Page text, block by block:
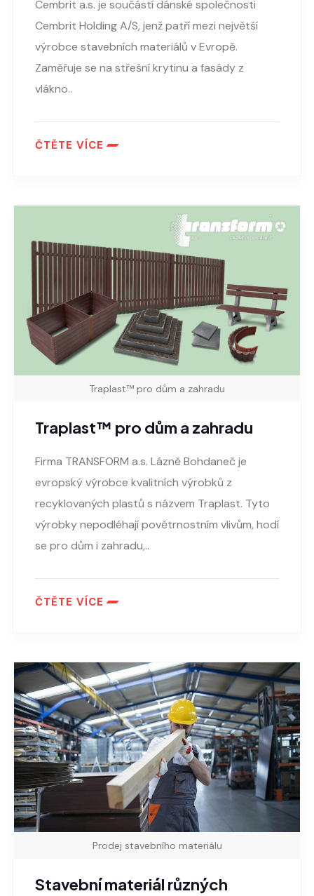
Cembrit a.s. je součástí dánské společnosti
Cembrit Holding A/S, jenž patří mezi největší
výrobce stavebních materiálů v Evropě.
Zaměřuje se na střešní krytinu a fasády z
vlákno..
ČTĚTE VÍCE
Traplast™ pro dům a zahradu
Traplast™ pro dům a zahradu
Firma TRANSFORM a.s. Lázně Bohdaneč je
evropský výrobce kvalitních výrobků z
recyklovaných plastů s názvem Traplast. Tyto
výrobky nepodléhají povětrnostním vlivům, hodí
se pro dům i zahradu,..
ČTĚTE VÍCE
Prodej stavebního materiálu
Stavební materiál různých